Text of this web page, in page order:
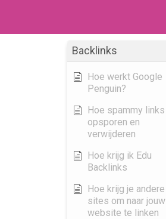
Backlinks
Hoe werkt Google
Penguin?
Hoe spammy links
opsporen en
verwijderen
Hoe krijg ik Edu
Backlinks
Hoe krijg je andere
sites om naar jouw
website te linken